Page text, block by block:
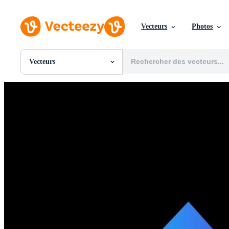
Vecteurs Photos
Vecteurs
Toutes Images